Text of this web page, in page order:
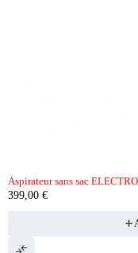
Aspirateur sans sac
399,00 €